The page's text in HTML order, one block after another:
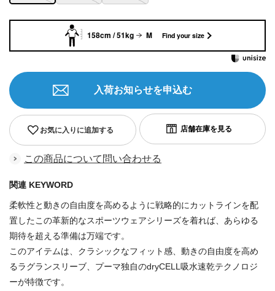
お気に入りに追加する
入荷お知らせを申込む
この商品について問い合わせる
関連 KEYWORD
柔軟性と動きの自由度を高めるように戦略的にカットラインを配
置したこの革新的なスポーツウェアシリーズを着れば、あらゆる
期待を超える準備は万端です。
このアイテムは、クラシックなフィット感、動きの自由度を高め
るラグランスリーブ、プーマ独自のdryCELL吸水速乾テクノロジ
ーが特徴です。
158cm / 51kg M Find your size